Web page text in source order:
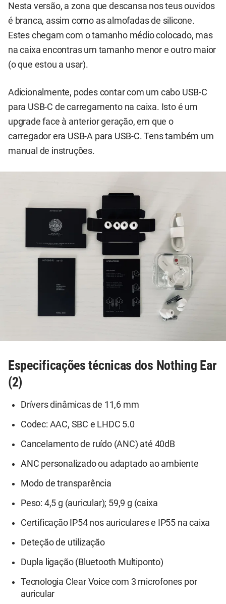
Nesta versão, a zona que descansa nos teus ouvidos
é branca, assim como as almofadas de silicone.
Estes chegam com o tamanho médio colocado, mas
na caixa encontras um tamanho menor e outro maior
(o que estou a usar).
Adicionalmente, podes contar com um cabo USB-C
para USB-C de carregamento na caixa. Isto é um
upgrade face à anterior geração, em que o
carregador era USB-A para USB-C. Tens também um
manual de instruções.
Especificações técnicas dos Nothing Ear
(2)
Drívers dinâmicas de 11,6 mm
Codec: AAC, SBC e LHDC 5.0
Cancelamento de ruído (ANC) até 40dB
ANC personalizado ou adaptado ao ambiente
Modo de transparência
Peso: 4,5 g (auricular); 59,9 g (caixa
Certificação IP54 nos auriculares e IP55 na caixa
Deteção de utilização
Dupla ligação (Bluetooth Multiponto)
Tecnologia Clear Voice com 3 microfones por
auricular